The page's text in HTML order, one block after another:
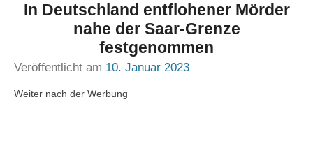
In Deutschland entflohener Mörder
nahe der Saar-Grenze
festgenommen
Veröffentlicht am 10. Januar 2023
Weiter nach der Werbung